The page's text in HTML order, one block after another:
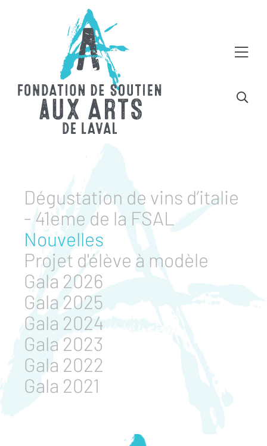
Dégustation de vins d’italie
- 41eme de la FSAL
Nouvelles
Projet d'élève à modèle
Gala 2026
Gala 2025
Gala 2024
Gala 2023
Gala 2022
Gala 2021